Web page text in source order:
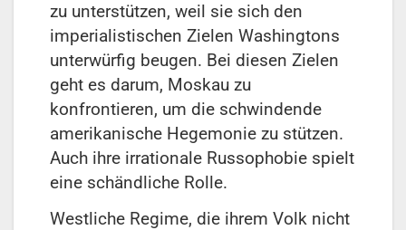
zu unterstützen, weil sie sich den
imperialistischen Zielen Washingtons
unterwürfig beugen. Bei diesen Zielen
geht es darum, Moskau zu
konfrontieren, um die schwindende
amerikanische Hegemonie zu stützen.
Auch ihre irrationale Russophobie spielt
eine schändliche Rolle.
Westliche Regime, die ihrem Volk nicht